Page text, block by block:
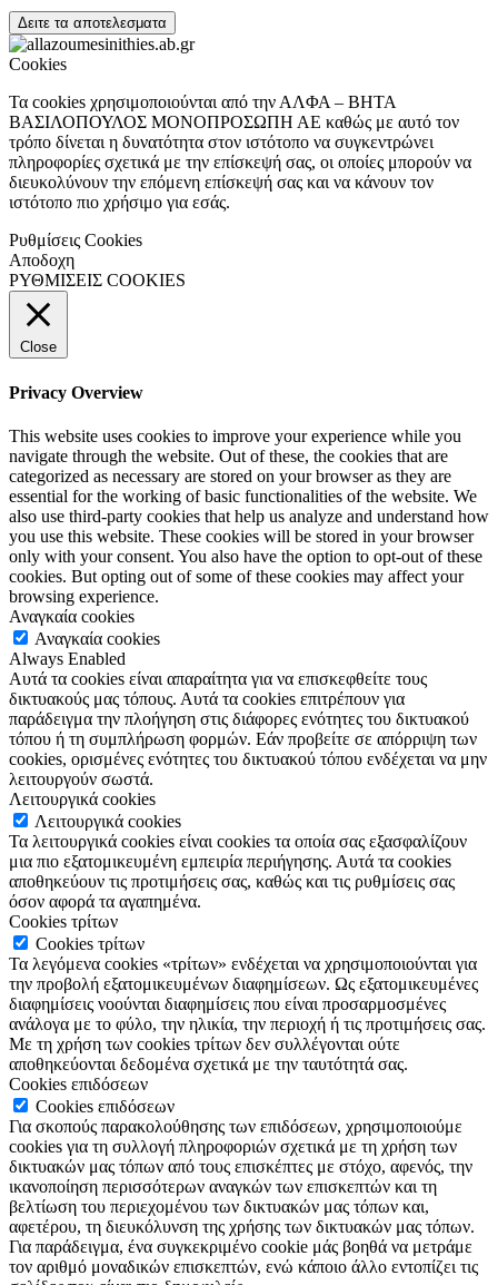
Δειτε τα αποτελεσματα
Cookies
Τα cookies χρησιμοποιούνται από την ΑΛΦΑ – ΒΗΤΑ
ΒΑΣΙΛΟΠΟΥΛΟΣ ΜΟΝΟΠΡΟΣΩΠΗ ΑΕ καθώς με αυτό τον
τρόπο δίνεται η δυνατότητα στον ιστότοπο να συγκεντρώνει
πληροφορίες σχετικά με την επίσκεψή σας, οι οποίες μπορούν να
διευκολύνουν την επόμενη επίσκεψή σας και να κάνουν τον
ιστότοπο πιο χρήσιμο για εσάς.
Ρυθμίσεις Cookies
Αποδοχη
ΡΥΘΜΙΣΕΙΣ COOKIES
Close
Privacy Overview
This website uses cookies to improve your experience while you
navigate through the website. Out of these, the cookies that are
categorized as necessary are stored on your browser as they are
essential for the working of basic functionalities of the website. We
also use third-party cookies that help us analyze and understand how
you use this website. These cookies will be stored in your browser
only with your consent. You also have the option to opt-out of these
cookies. But opting out of some of these cookies may affect your
browsing experience.
Αναγκαία cookies
Αναγκαία cookies
Always Enabled
Αυτά τα cookies είναι απαραίτητα για να επισκεφθείτε τους
δικτυακούς μας τόπους. Αυτά τα cookies επιτρέπουν για
παράδειγμα την πλοήγηση στις διάφορες ενότητες του δικτυακού
τόπου ή τη συμπλήρωση φορμών. Εάν προβείτε σε απόρριψη των
cookies, ορισμένες ενότητες του δικτυακού τόπου ενδέχεται να μην
λειτουργούν σωστά.
Λειτουργικά cookies
Λειτουργικά cookies
Τα λειτουργικά cookies είναι cookies τα οποία σας εξασφαλίζουν
μια πιο εξατομικευμένη εμπειρία περιήγησης. Αυτά τα cookies
αποθηκεύουν τις προτιμήσεις σας, καθώς και τις ρυθμίσεις σας
όσον αφορά τα αγαπημένα.
Cookies τρίτων
Cookies τρίτων
Τα λεγόμενα cookies «τρίτων» ενδέχεται να χρησιμοποιούνται για
την προβολή εξατομικευμένων διαφημίσεων. Ως εξατομικευμένες
διαφημίσεις νοούνται διαφημίσεις που είναι προσαρμοσμένες
ανάλογα με το φύλο, την ηλικία, την περιοχή ή τις προτιμήσεις σας.
Με τη χρήση των cookies τρίτων δεν συλλέγονται ούτε
αποθηκεύονται δεδομένα σχετικά με την ταυτότητά σας.
Cookies επιδόσεων
Cookies επιδόσεων
Για σκοπούς παρακολούθησης των επιδόσεων, χρησιμοποιούμε
cookies για τη συλλογή πληροφοριών σχετικά με τη χρήση των
δικτυακών μας τόπων από τους επισκέπτες με στόχο, αφενός, την
ικανοποίηση περισσότερων αναγκών των επισκεπτών και τη
βελτίωση του περιεχομένου των δικτυακών μας τόπων και,
αφετέρου, τη διευκόλυνση της χρήσης των δικτυακών μας τόπων.
Για παράδειγμα, ένα συγκεκριμένο cookie μάς βοηθά να μετράμε
τον αριθμό μοναδικών επισκεπτών, ενώ κάποιο άλλο εντοπίζει τις